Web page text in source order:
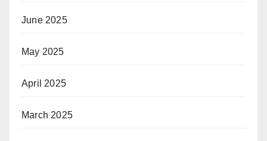
June 2025
May 2025
April 2025
March 2025